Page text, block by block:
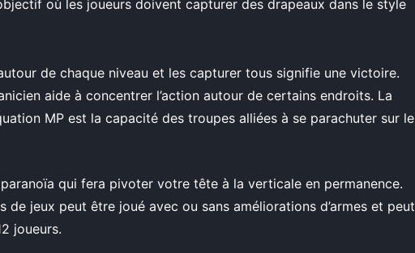
où les joueurs doivent capturer des drapeaux dans le style
de chaque niveau et les capturer tous signifie une victoire.
aide à concentrer l’action autour de certains endroits. La
MP est la capacité des troupes alliées à se parachuter sur le
qui fera pivoter votre tête à la verticale en permanence.
de jeux peut être joué avec ou sans améliorations d’armes et peut
joueurs.